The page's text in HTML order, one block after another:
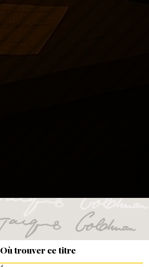
Où trouver ce titre